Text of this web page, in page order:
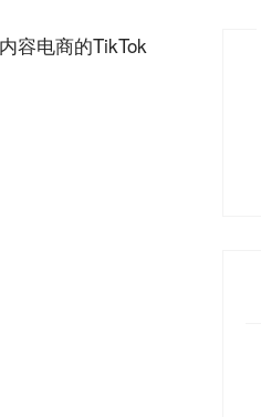
内容电商的TikTok